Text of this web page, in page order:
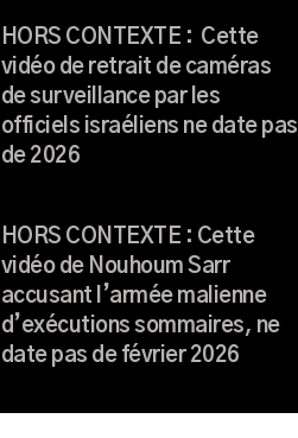
HORS CONTEXTE : Cette
vidéo de retrait de caméras
de surveillance par les
officiels israéliens ne date pas
de 2026
HORS CONTEXTE : Cette
vidéo de Nouhoum Sarr
accusant l’armée malienne
d’exécutions sommaires, ne
date pas de février 2026